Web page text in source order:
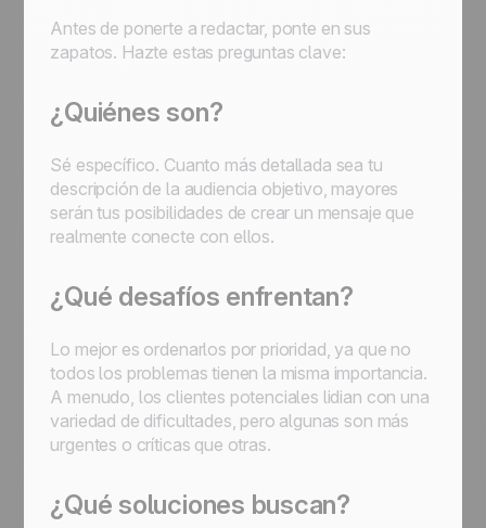
Antes de ponerte a redactar, ponte en sus
zapatos. Hazte estas preguntas clave:
¿Quiénes son?
Sé específico. Cuanto más detallada sea tu
descripción de la audiencia objetivo, mayores
serán tus posibilidades de crear un mensaje que
realmente conecte con ellos.
¿Qué desafíos enfrentan?
Lo mejor es ordenarlos por prioridad, ya que no
todos los problemas tienen la misma importancia.
A menudo, los clientes potenciales lidian con una
variedad de dificultades, pero algunas son más
urgentes o críticas que otras.
¿Qué soluciones buscan?